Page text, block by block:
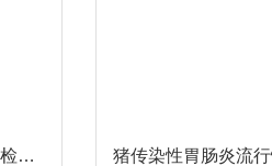
猪传染性胸膜肺炎荧光PCR检测试剂盒